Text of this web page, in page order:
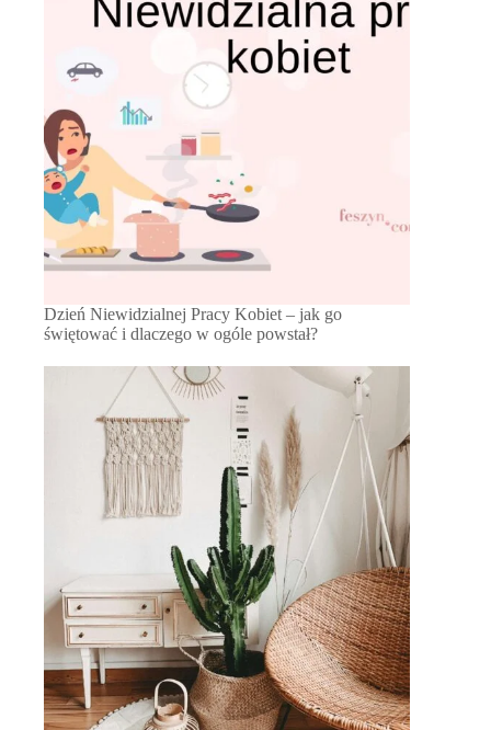
Dzień Niewidzialnej Pracy Kobiet – jak go
świętować i dlaczego w ogóle powstał?